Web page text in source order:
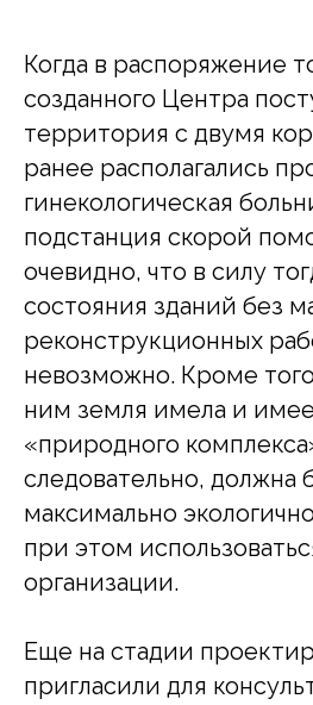
Когда в распоряжение
созданного Центра
территория с двумя
ранее располагались
гинекологическая
подстанция скорой
очевидно, что в силу
состояния зданий без
реконструкционных
невозможно. Кроме
ним земля имела и
«природного
следовательно, должна
максимально
при этом
организации.
Еще на стадии
пригласили для